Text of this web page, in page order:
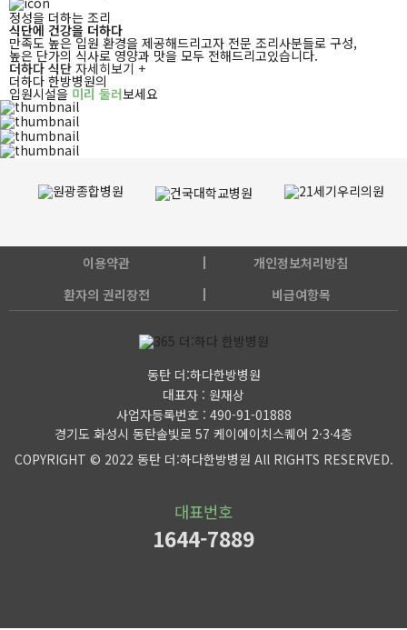
정성을 더하는 조리
식단에 건강을 더하다
만족도 높은 입원 환경을 제공해드리고자 전문 조리사분들로 구성,
높은 단가의 식사로 영양과 맛을 모두 전해드리고있습니다.
더하다 식단 자세히보기 +
더하다 한방병원의
입원시설을 미리 둘러보세요
이용약관
개인정보처리방침
환자의 권리장전
비급여항목
동탄 더:하다한방병원
대표자 : 원재상
사업자등록번호 : 490-91-01888
경기도 화성시 동탄솔빛로 57 케이에이치스퀘어 2·3·4층
COPYRIGHT © 2022 동탄 더:하다한방병원 All RIGHTS RESERVED.
대표번호
1644-7889